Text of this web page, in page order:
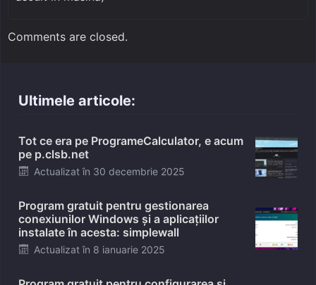
Comments are closed.
Ultimele articole:
Tot ce era pe ProgrameCalculator, e acum
pe p.clsb.net
Posted
Actualizat în 30 decembrie 2025
Program gratuit pentru gestionarea
conexiunilor Windows și a aplicațiilor
instalate în acesta: simplewall
Posted
Actualizat în 8 ianuarie 2025